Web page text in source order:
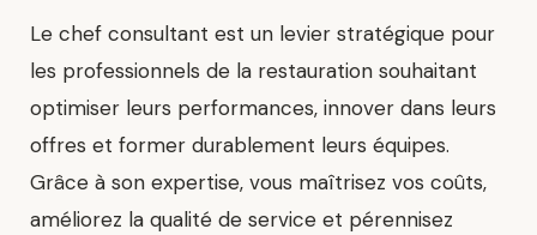
Le chef consultant est un levier stratégique pour
les professionnels de la restauration souhaitant
optimiser leurs performances, innover dans leurs
offres et former durablement leurs équipes.
Grâce à son expertise, vous maîtrisez vos coûts,
améliorez la qualité de service et pérennisez